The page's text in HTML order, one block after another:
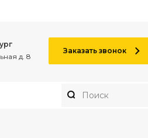
д. 8
Заказать звонок